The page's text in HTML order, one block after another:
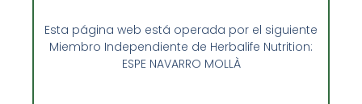
165,00€
Seleccionar opciones
Esta página web está operada por el siguiente
Miembro Independiente de Herbalife Nutrition:
ESPE NAVARRO MOLLÀ